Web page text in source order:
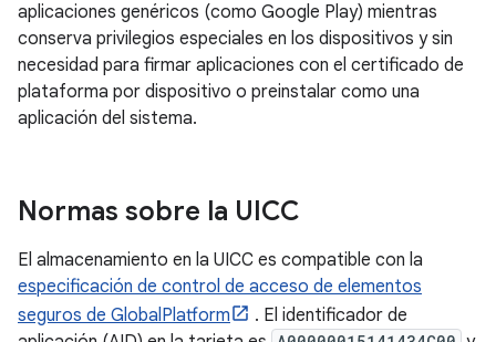
aplicaciones genéricos (como Google Play) mientras
conserva privilegios especiales en los dispositivos y sin
necesidad para firmar aplicaciones con el certificado de
plataforma por dispositivo o preinstalar como una
aplicación del sistema.
Normas sobre la UICC
El almacenamiento en la UICC es compatible con la
especificación de control de acceso de elementos
seguros de GlobalPlatform
. El identificador de